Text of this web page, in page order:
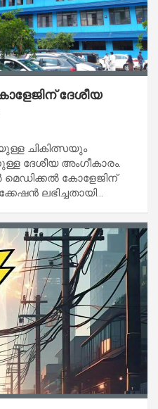
ദേശീയ
ചികിത്സയും
ദേശീയ അംഗീകാരം.
മെഡിക്കല്‍ കോളേജിന്
ലഭിച്ചതായി…